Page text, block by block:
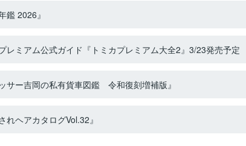
鑑 2026』
レミアム公式ガイド『トミカプレミアム大全2』3/23発売予定
サー吉岡の私有貨車図鑑 令和復刻増補版』
れヘアカタログVol.32』